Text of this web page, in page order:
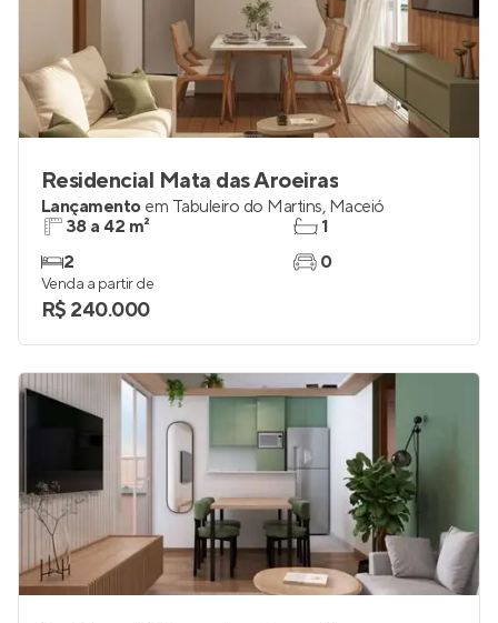
Residencial Mata das Aroeiras
Lançamento em Tabuleiro do Martins, Maceió
38 a 42 m²
2
1
0
Venda a partir de
R$ 240.000